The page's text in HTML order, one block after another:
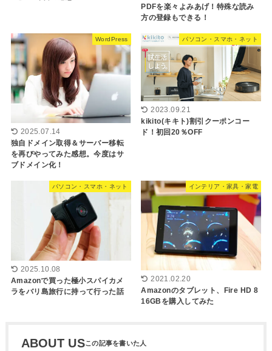
PDFを楽々よみあげ！特殊な読み
方の登録もできる！
WordPress
2025.07.14
独自ドメイン取得＆サーバー移転
を再びやってみた感想。今度はサ
ブドメイン化！
パソコン・スマホ・ネット
2023.09.21
kikito(キキト)割引クーポンコー
ド！初回20％OFF
パソコン・スマホ・ネット
2025.10.08
Amazonで買った極小スパイカメ
ラをバリ島旅行に持って行った話
インテリア・家具・家電
2021.02.20
Amazonのタブレット、Fire HD 8
16GBを購入してみた
ABOUT US